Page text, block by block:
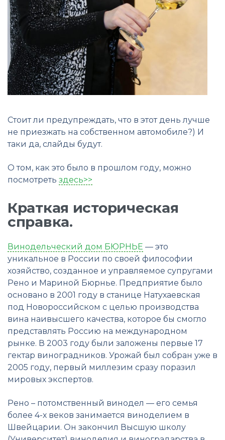
Стоит ли предупреждать, что в этот день лучше
не приезжать на собственном автомобиле?) И
таки да, слайды будут.
О том, как это было в прошлом году, можно
посмотреть здесь>>
Краткая историческая
справка.
Винодельческий дом БЮРНЬЕ — это
уникальное в России по своей философии
хозяйство, созданное и управляемое супругами
Рено и Мариной Бюрнье. Предприятие было
основано в 2001 году в станице Натухаевская
под Новороссийском с целью производства
вина наивысшего качества, которое бы смогло
представлять Россию на международном
рынке. В 2003 году были заложены первые 17
гектар виноградников. Урожай был собран уже в
2005 году, первый миллезим сразу поразил
мировых экспертов.
Рено – потомственный винодел — его семья
более 4-х веков занимается виноделием в
Швейцарии. Он закончил Высшую школу